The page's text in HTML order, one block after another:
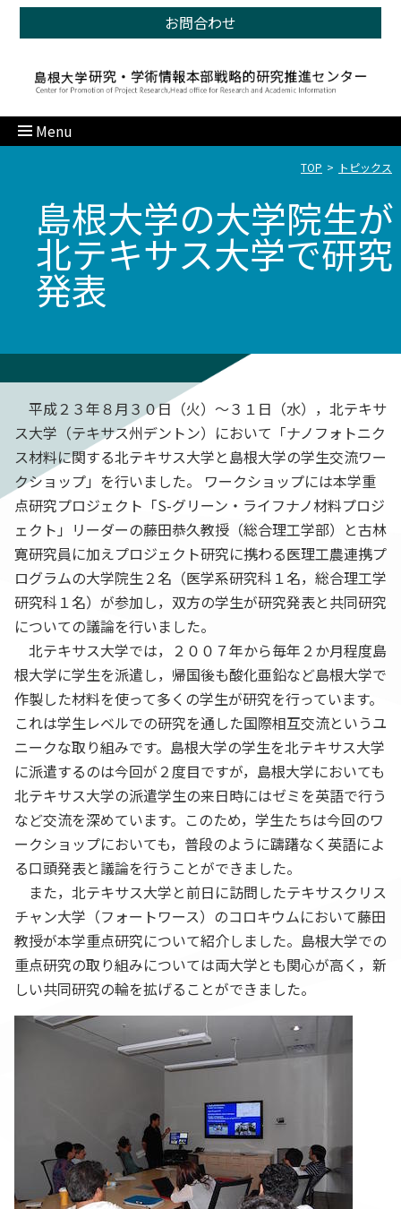
お問合わせ
Menu
TOP トピックス
島根大学の大学院生が
北テキサス大学で研究
発表
平成２３年８月３０日（火）～３１日（水），北テキサ
ス大学（テキサス州デントン）において「ナノフォトニク
ス材料に関する北テキサス大学と島根大学の学生交流ワー
クショップ」を行いました。 ワークショップには本学重
点研究プロジェクト「S-グリーン・ライフナノ材料プロジ
ェクト」リーダーの藤田恭久教授（総合理工学部）と古林
寛研究員に加えプロジェクト研究に携わる医理工農連携プ
ログラムの大学院生２名（医学系研究科１名，総合理工学
研究科１名）が参加し，双方の学生が研究発表と共同研究
についての議論を行いました。
北テキサス大学では，２００７年から毎年２か月程度島
根大学に学生を派遣し，帰国後も酸化亜鉛など島根大学で
作製した材料を使って多くの学生が研究を行っています。
これは学生レベルでの研究を通した国際相互交流というユ
ニークな取り組みです。島根大学の学生を北テキサス大学
に派遣するのは今回が２度目ですが，島根大学においても
北テキサス大学の派遣学生の来日時にはゼミを英語で行う
など交流を深めています。このため，学生たちは今回のワ
ークショップにおいても，普段のように躊躇なく英語によ
る口頭発表と議論を行うことができました。
また，北テキサス大学と前日に訪問したテキサスクリス
チャン大学（フォートワース）のコロキウムにおいて藤田
教授が本学重点研究について紹介しました。島根大学での
重点研究の取り組みについては両大学とも関心が高く，新
しい共同研究の輪を拡げることができました。